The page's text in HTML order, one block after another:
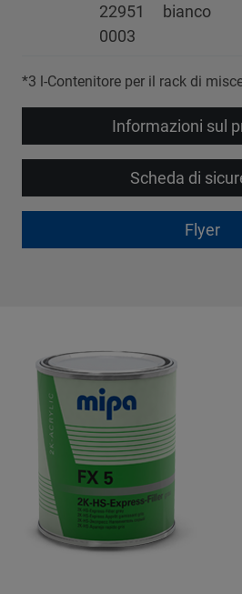
22951
0003
bianco
*3 l-Contenitore per il rack di
Informazioni sul
Scheda di
Flyer